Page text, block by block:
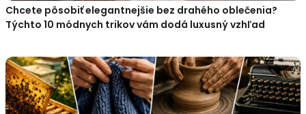
Chcete pôsobiť elegantnejšie bez drahého oblečenia?
Týchto 10 módnych trikov vám dodá luxusný vzhľad